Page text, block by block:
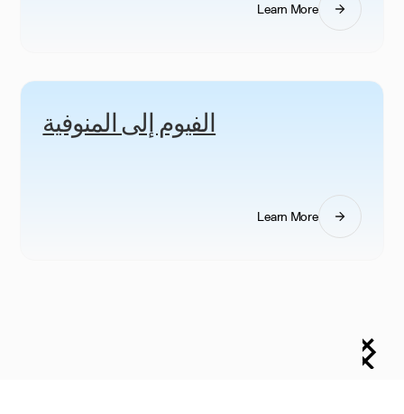
Learn More
الفيوم إلى المنوفية
Learn More